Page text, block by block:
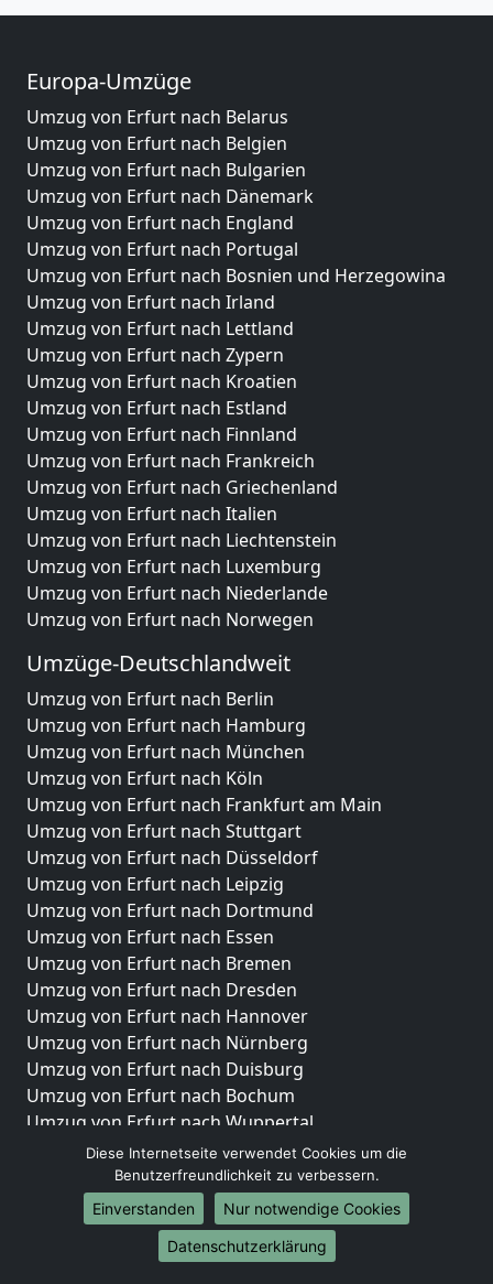
Europa-Umzüge
Umzug von Erfurt nach Belarus
Umzug von Erfurt nach Belgien
Umzug von Erfurt nach Bulgarien
Umzug von Erfurt nach Dänemark
Umzug von Erfurt nach England
Umzug von Erfurt nach Portugal
Umzug von Erfurt nach Bosnien und Herzegowina
Umzug von Erfurt nach Irland
Umzug von Erfurt nach Lettland
Umzug von Erfurt nach Zypern
Umzug von Erfurt nach Kroatien
Umzug von Erfurt nach Estland
Umzug von Erfurt nach Finnland
Umzug von Erfurt nach Frankreich
Umzug von Erfurt nach Griechenland
Umzug von Erfurt nach Italien
Umzug von Erfurt nach Liechtenstein
Umzug von Erfurt nach Luxemburg
Umzug von Erfurt nach Niederlande
Umzug von Erfurt nach Norwegen
Umzüge-Deutschlandweit
Umzug von Erfurt nach Berlin
Umzug von Erfurt nach Hamburg
Umzug von Erfurt nach München
Umzug von Erfurt nach Köln
Umzug von Erfurt nach Frankfurt am Main
Umzug von Erfurt nach Stuttgart
Umzug von Erfurt nach Düsseldorf
Umzug von Erfurt nach Leipzig
Umzug von Erfurt nach Dortmund
Umzug von Erfurt nach Essen
Umzug von Erfurt nach Bremen
Umzug von Erfurt nach Dresden
Umzug von Erfurt nach Hannover
Umzug von Erfurt nach Nürnberg
Umzug von Erfurt nach Duisburg
Umzug von Erfurt nach Bochum
Umzug von Erfurt nach Wuppertal
Umzug von Erfurt nach Bielefeld
Umzug von Erfurt nach Bonn
Umzug von Erfurt nach Münster
Internationale-Umzüge
Diese Internetseite verwendet Cookies um die
Benutzerfreundlichkeit zu verbessern.
Einverstanden
Nur notwendige Cookies
Datenschutzerklärung